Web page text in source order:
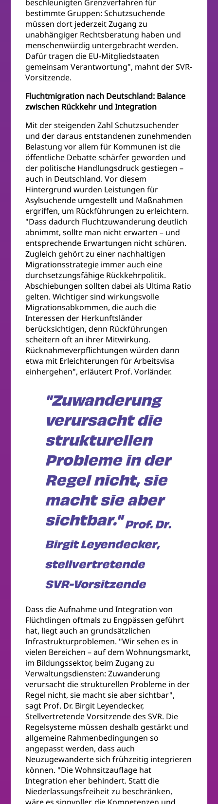
beschleunigten Grenzverfahren für
bestimmte Gruppen: Schutzsuchende
müssen dort jederzeit Zugang zu
unabhängiger Rechtsberatung haben und
menschenwürdig untergebracht werden.
Dafür tragen die EU-Mitgliedstaaten
gemeinsam Verantwortung", mahnt der SVR-
Vorsitzende.
Fluchtmigration nach Deutschland: Balance
zwischen Rückkehr und Integration
Mit der steigenden Zahl Schutzsuchender
und der daraus entstandenen zunehmenden
Belastung vor allem für Kommunen ist die
öffentliche Debatte schärfer geworden und
der politische Handlungsdruck gestiegen –
auch in Deutschland. Vor diesem
Hintergrund wurden Leistungen für
Asylsuchende umgestellt und Maßnahmen
ergriffen, um Rückführungen zu erleichtern.
"Dass dadurch Fluchtzuwanderung deutlich
abnimmt, sollte man nicht erwarten – und
entsprechende Erwartungen nicht schüren.
Zugleich gehört zu einer nachhaltigen
Migrationsstrategie immer auch eine
durchsetzungsfähige Rückkehrpolitik.
Abschiebungen sollten dabei als Ultima Ratio
gelten. Wichtiger sind wirkungsvolle
Migrationsabkommen, die auch die
Interessen der Herkunftsländer
berücksichtigen, denn Rückführungen
scheitern oft an ihrer Mitwirkung.
Rücknahmeverpflichtungen würden dann
etwa mit Erleichterungen für Arbeitsvisa
einhergehen", erläutert Prof. Vorländer.
"Zuwanderung
verursacht die
strukturellen
Probleme in der
Regel nicht, sie
macht sie aber
sichtbar."Prof. Dr.
Birgit Leyendecker,
stellvertretende
SVR-Vorsitzende
Dass die Aufnahme und Integration von
Flüchtlingen oftmals zu Engpässen geführt
hat, liegt auch an grundsätzlichen
Infrastrukturproblemen. "Wir sehen es in
vielen Bereichen – auf dem Wohnungsmarkt,
im Bildungssektor, beim Zugang zu
Verwaltungsdiensten: Zuwanderung
verursacht die strukturellen Probleme in der
Regel nicht, sie macht sie aber sichtbar",
sagt Prof. Dr. Birgit Leyendecker,
Stellvertretende Vorsitzende des SVR. Die
Regelsysteme müssen deshalb gestärkt und
allgemeine Rahmenbedingungen so
angepasst werden, dass auch
Neuzugewanderte sich frühzeitig integrieren
können. "Die Wohnsitzauflage hat
Integration eher behindert. Statt die
Niederlassungsfreiheit zu beschränken,